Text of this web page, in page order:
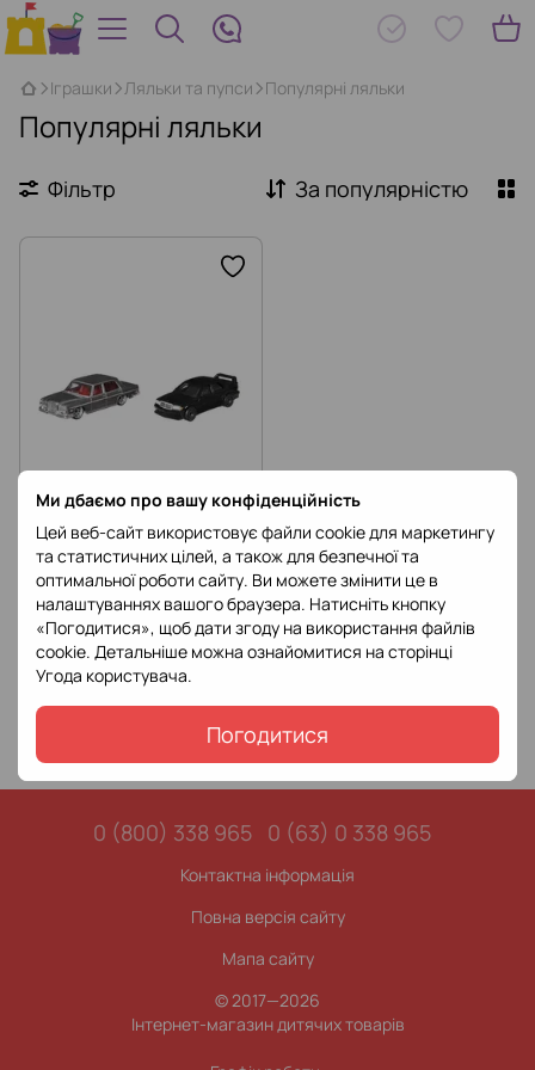
Ми дбаємо про вашу конфіденційність
Цей веб-сайт використовує файли cookie для маркетингу
та статистичних цілей, а також для безпечної та
оптимальної роботи сайту. Ви можете змінити це в
налаштуваннях вашого браузера. Натисніть кнопку
«Погодитися», щоб дати згоду на використання файлів
cookie. Детальніше можна ознайомитися на сторінці
Угода користувача.
Погодитися
Іграшки Ляльки та пупси Популярні ляльки
Популярні ляльки
Фільтр За популярністю
Набір із 2-х колекційних
машинок серії "Car Culture"
Hot Wheels
1 125 грн
Купити
0 (800) 338 965 0 (63) 0 338 965
Контактна інформація
Повна версія сайту
Мапа сайту
© 2017—2026
Інтернет-магазин дитячих товарів